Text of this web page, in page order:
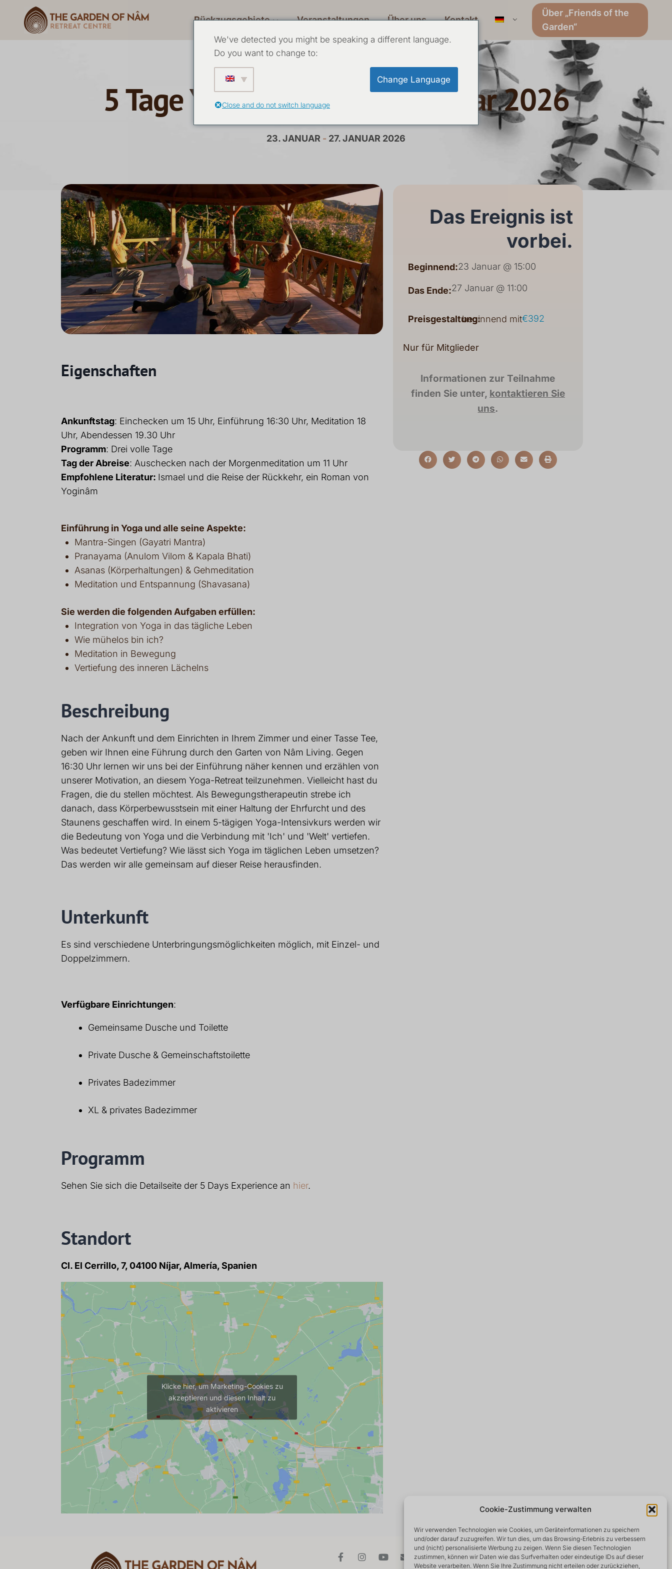
Cookie-Zustimmung verwalten
Wir verwenden Technologien wie Cookies, um Geräteinformationen zu speichern
und/oder darauf zuzugreifen. Wir tun dies, um das Browsing-Erlebnis zu verbessern
und (nicht) personalisierte Werbung zu zeigen. Wenn Sie diesen Technologien
zustimmen, können wir Daten wie das Surfverhalten oder eindeutige IDs auf dieser
Website verarbeiten. Wenn Sie Ihre Zustimmung nicht erteilen oder zurückziehen,
Rückzugsgebiete Veranstaltungen Über uns Kontakt
Über „Friends of the
Garden“
5 Tage Yoga-Intensivkurs Januar 2026
23. JANUAR - 27. JANUAR 2026
Eigenschaften
Ankunftstag: Einchecken um 15 Uhr, Einführung 16:30 Uhr, Meditation 18
Uhr, Abendessen 19.30 Uhr
Programm: Drei volle Tage
Tag der Abreise: Auschecken nach der Morgenmeditation um 11 Uhr
Empfohlene Literatur: Ismael und die Reise der Rückkehr, ein Roman von
Yoginâm
Einführung in Yoga und alle seine Aspekte:
Mantra-Singen (Gayatri Mantra)
Pranayama (Anulom Vilom & Kapala Bhati)
Asanas (Körperhaltungen) & Gehmeditation
Meditation und Entspannung (Shavasana)
Sie werden die folgenden Aufgaben erfüllen:
Integration von Yoga in das tägliche Leben
Wie mühelos bin ich?
Meditation in Bewegung
Vertiefung des inneren Lächelns
Beschreibung
Nach der Ankunft und dem Einrichten in Ihrem Zimmer und einer Tasse Tee,
geben wir Ihnen eine Führung durch den Garten von Nâm Living. Gegen
16:30 Uhr lernen wir uns bei der Einführung näher kennen und erzählen von
unserer Motivation, an diesem Yoga-Retreat teilzunehmen. Vielleicht hast du
Fragen, die du stellen möchtest. Als Bewegungstherapeutin strebe ich
danach, dass Körperbewusstsein mit einer Haltung der Ehrfurcht und des
Staunens geschaffen wird. In einem 5-tägigen Yoga-Intensivkurs werden wir
die Bedeutung von Yoga und die Verbindung mit 'Ich' und 'Welt' vertiefen.
Was bedeutet Vertiefung? Wie lässt sich Yoga im täglichen Leben umsetzen?
Das werden wir alle gemeinsam auf dieser Reise herausfinden.
Unterkunft
Es sind verschiedene Unterbringungsmöglichkeiten möglich, mit Einzel- und
Doppelzimmern.
Verfügbare Einrichtungen:
Gemeinsame Dusche und Toilette
Private Dusche & Gemeinschaftstoilette
Privates Badezimmer
XL & privates Badezimmer
Programm
Sehen Sie sich die Detailseite der 5 Days Experience an hier.
Standort
Cl. El Cerrillo, 7, 04100 Níjar, Almería, Spanien
Klicke hier, um Marketing-Cookies zu
akzeptieren und diesen Inhalt zu
aktivieren
Das Ereignis ist
vorbei.
Beginnend:23 Januar @ 15:00
Das Ende:27 Januar @ 11:00
Preisgestaltung:beginnend mit€392
Nur für Mitglieder
Informationen zur Teilnahme
finden Sie unter, kontaktieren Sie
uns.
We've detected you might be speaking a different language.
Do you want to change to:
Change Language
Close and do not switch language